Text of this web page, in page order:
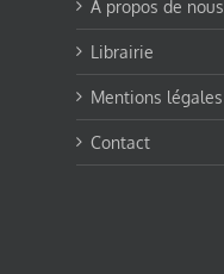
A propos de nous
Librairie
Mentions légales
Contact